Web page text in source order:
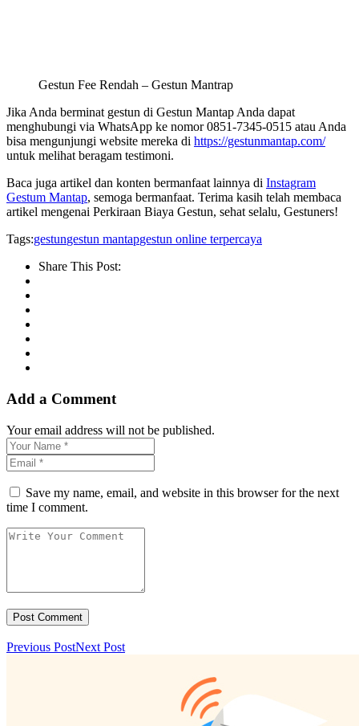
Gestun Fee Rendah – Gestun Mantrap
Jika Anda berminat gestun di Gestun Mantap Anda dapat
menghubungi via WhatsApp ke nomor 0851-7345-0515 atau Anda
bisa mengunjungi website mereka di https://gestunmantap.com/
untuk melihat beragam testimoni.
Baca juga artikel dan konten bermanfaat lainnya di Instagram
Gestum Mantap, semoga bermanfaat. Terima kasih telah membaca
artikel mengenai Perkiraan Biaya Gestun, sehat selalu, Gestuners!
Tags:gestungestun mantapgestun online terpercaya
Share This Post:
Add a Comment
Your email address will not be published.
Save my name, email, and website in this browser for the next
time I comment.
Previous PostNext Post